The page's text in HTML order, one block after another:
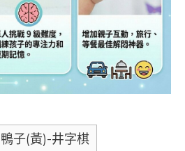
鴨子(黃)-井字棋